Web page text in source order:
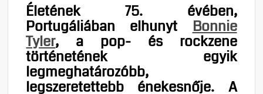
Életének 75. évében,
Portugáliában elhunyt Bonnie
Tyler, a pop- és rockzene
történetének egyik
legmeghatározóbb,
legszeretettebb énekesnője. A